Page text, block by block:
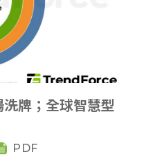
牌；全球智慧型
PDF